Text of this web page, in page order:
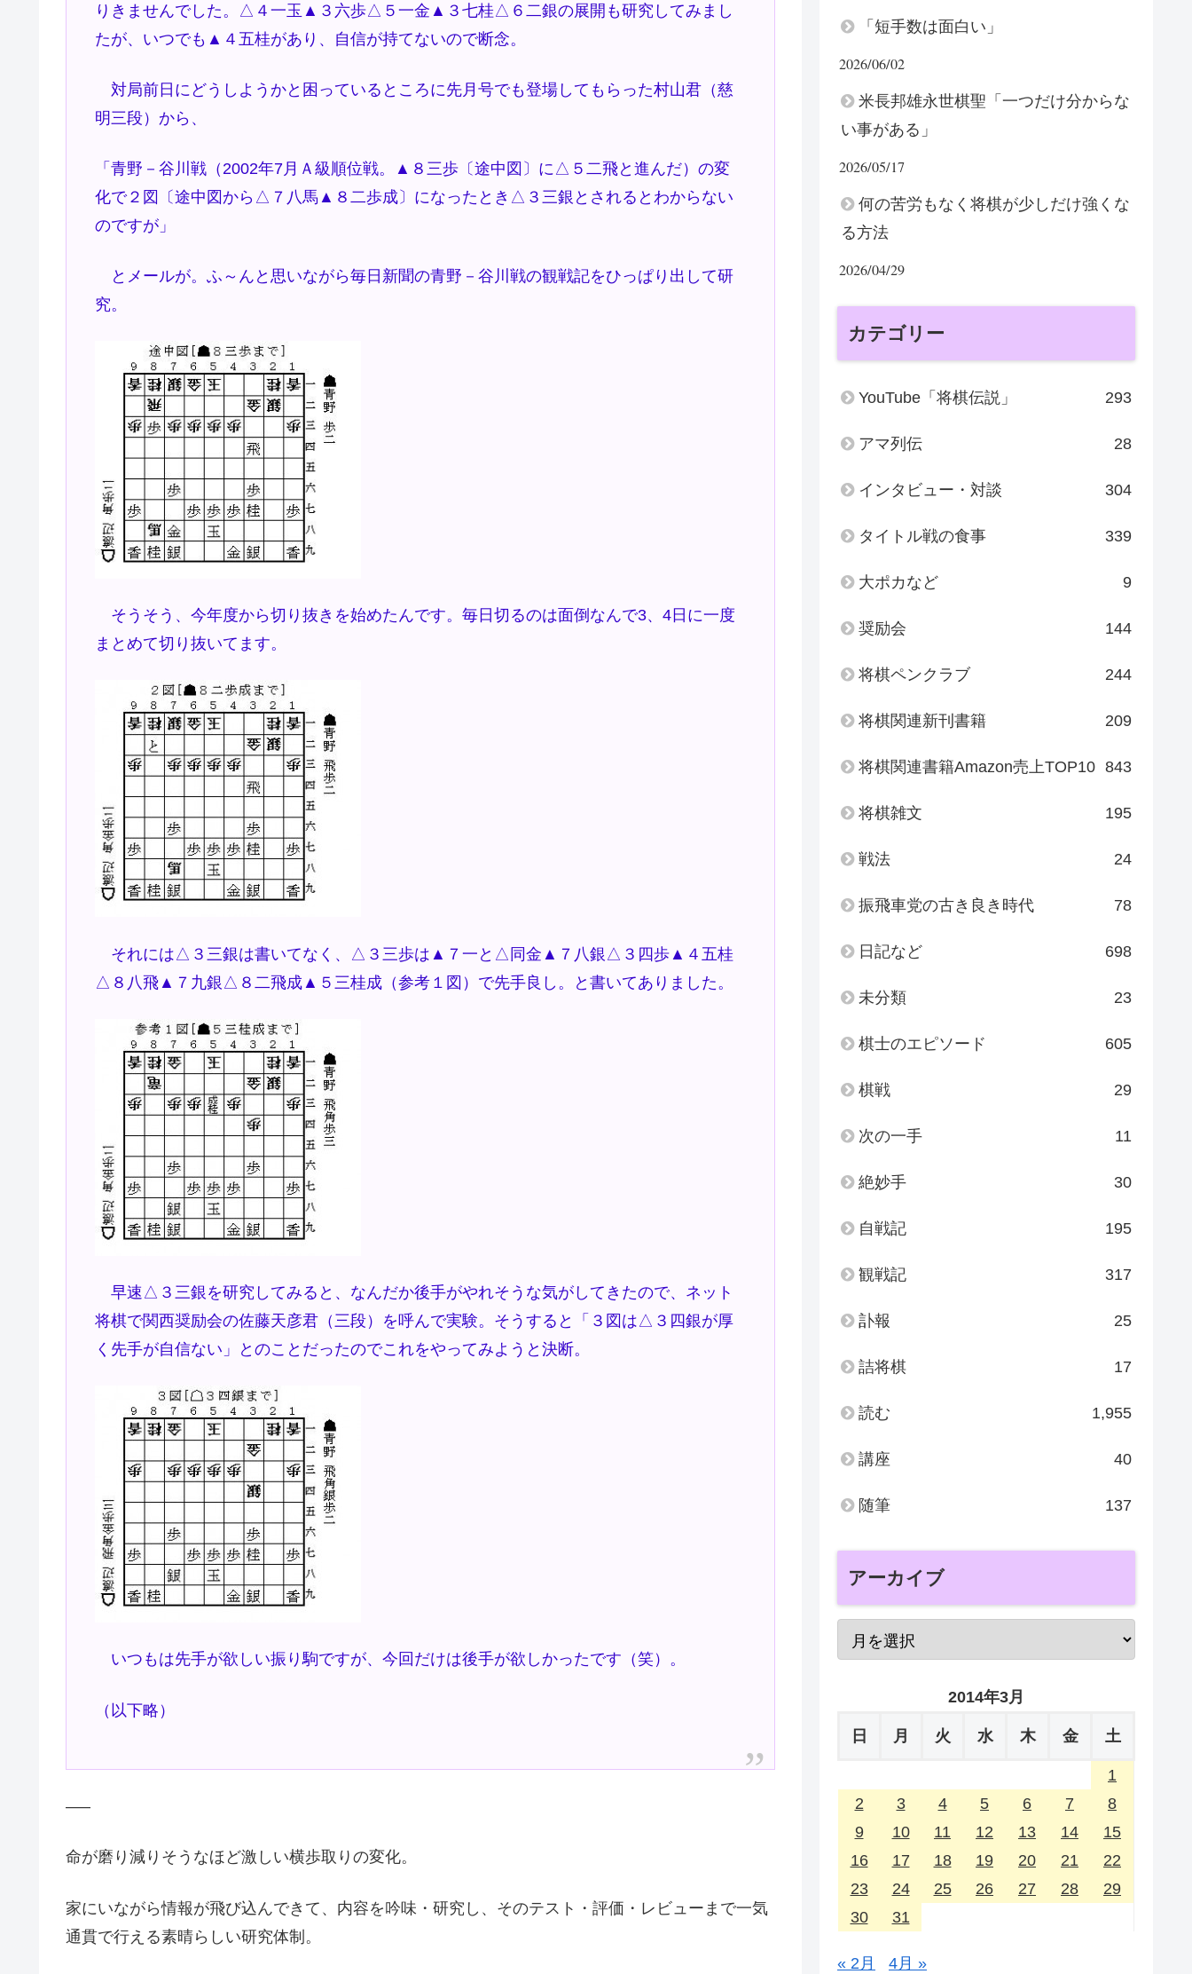
りきませんでした。△４一玉▲３六歩△５一金▲３七桂△６二銀の展開も研究してみまし
たが、いつでも▲４五桂があり、自信が持てないので断念。
対局前日にどうしようかと困っているところに先月号でも登場してもらった村山君（慈
明三段）から、
「青野－谷川戦（2002年7月Ａ級順位戦。▲８三歩〔途中図〕に△５二飛と進んだ）の変
化で２図〔途中図から△７八馬▲８二歩成〕になったとき△３三銀とされるとわからない
のですが」
とメールが。ふ～んと思いながら毎日新聞の青野－谷川戦の観戦記をひっぱり出して研
究。
そうそう、今年度から切り抜きを始めたんです。毎日切るのは面倒なんで3、4日に一度
まとめて切り抜いてます。
それには△３三銀は書いてなく、△３三歩は▲７一と△同金▲７八銀△３四歩▲４五桂
△８八飛▲７九銀△８二飛成▲５三桂成（参考１図）で先手良し。と書いてありました。
早速△３三銀を研究してみると、なんだか後手がやれそうな気がしてきたので、ネット
将棋で関西奨励会の佐藤天彦君（三段）を呼んで実験。そうすると「３図は△３四銀が厚
く先手が自信ない」とのことだったのでこれをやってみようと決断。
いつもは先手が欲しい振り駒ですが、今回だけは後手が欲しかったです（笑）。
（以下略）
—–
命が磨り減りそうなほど激しい横歩取りの変化。
家にいながら情報が飛び込んできて、内容を吟味・研究し、そのテスト・評価・レビューまで一気
通貫で行える素晴らしい研究体制。
「短手数は面白い」
2026/06/02
米長邦雄永世棋聖「一つだけ分からな
い事がある」
2026/05/17
何の苦労もなく将棋が少しだけ強くな
る方法
2026/04/29
カテゴリー
YouTube「将棋伝説」 293
アマ列伝 28
インタビュー・対談 304
タイトル戦の食事 339
大ポカなど 9
奨励会 144
将棋ペンクラブ 244
将棋関連新刊書籍 209
将棋関連書籍Amazon売上TOP10 843
将棋雑文 195
戦法 24
振飛車党の古き良き時代 78
日記など 698
未分類 23
棋士のエピソード 605
棋戦 29
次の一手 11
絶妙手 30
自戦記 195
観戦記 317
訃報 25
詰将棋 17
読む 1,955
講座 40
随筆 137
アーカイブ
2014年3月
日 月 火 水 木 金 土
1
2
3 4 5 6 7
8
9
10 11 12 13 14
15
16
17 18 19 20 21
22
23
24 25 26 27 28
29
30
31
« 2月 4月 »